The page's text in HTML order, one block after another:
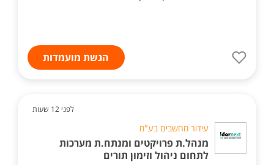
הגשת מועמדות
לפני 12 שעות
עידור מחשבים בע"מ
מנהל.ת פרויקטים ומנתח.ת מערכות
לתחום ניהול וזימון תורים